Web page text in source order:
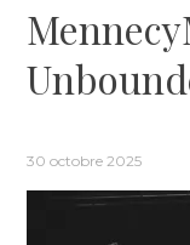
30 octobre 2025